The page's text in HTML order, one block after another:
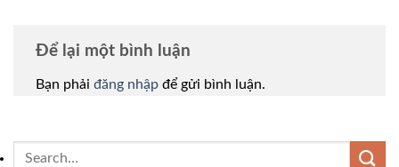
Để lại một bình luận
Bạn phải đăng nhập để gửi bình luận.